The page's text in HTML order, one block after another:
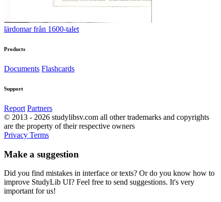
lärdomar från 1600-talet
Products
Documents Flashcards
Support
Report Partners
© 2013 - 2026 studylibsv.com all other trademarks and copyrights
are the property of their respective owners
Privacy Terms
Make a suggestion
Did you find mistakes in interface or texts? Or do you know how to
improve StudyLib UI? Feel free to send suggestions. It's very
important for us!